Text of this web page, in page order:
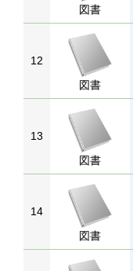
図書
12
図書
13
図書
14
図書